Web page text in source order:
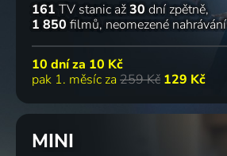
161 TV stanic až30 dní zpětně
1 850 filmů neomezené nahrávání
10 dní za 10 Kč
pak 1. měsíc za 259 Kč 129 Kč
MINI